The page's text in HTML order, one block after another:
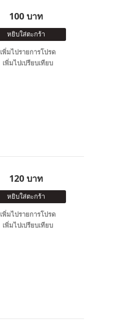
100 บาท
หยิบใส่ตะกร้า
เพิ่มไปรายการโปรด
เพิ่มไปเปรียบเทียบ
120 บาท
หยิบใส่ตะกร้า
เพิ่มไปรายการโปรด
เพิ่มไปเปรียบเทียบ